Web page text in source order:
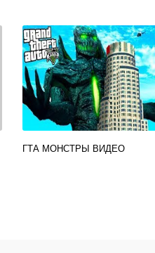
ГТА МОНСТРЫ ВИДЕО